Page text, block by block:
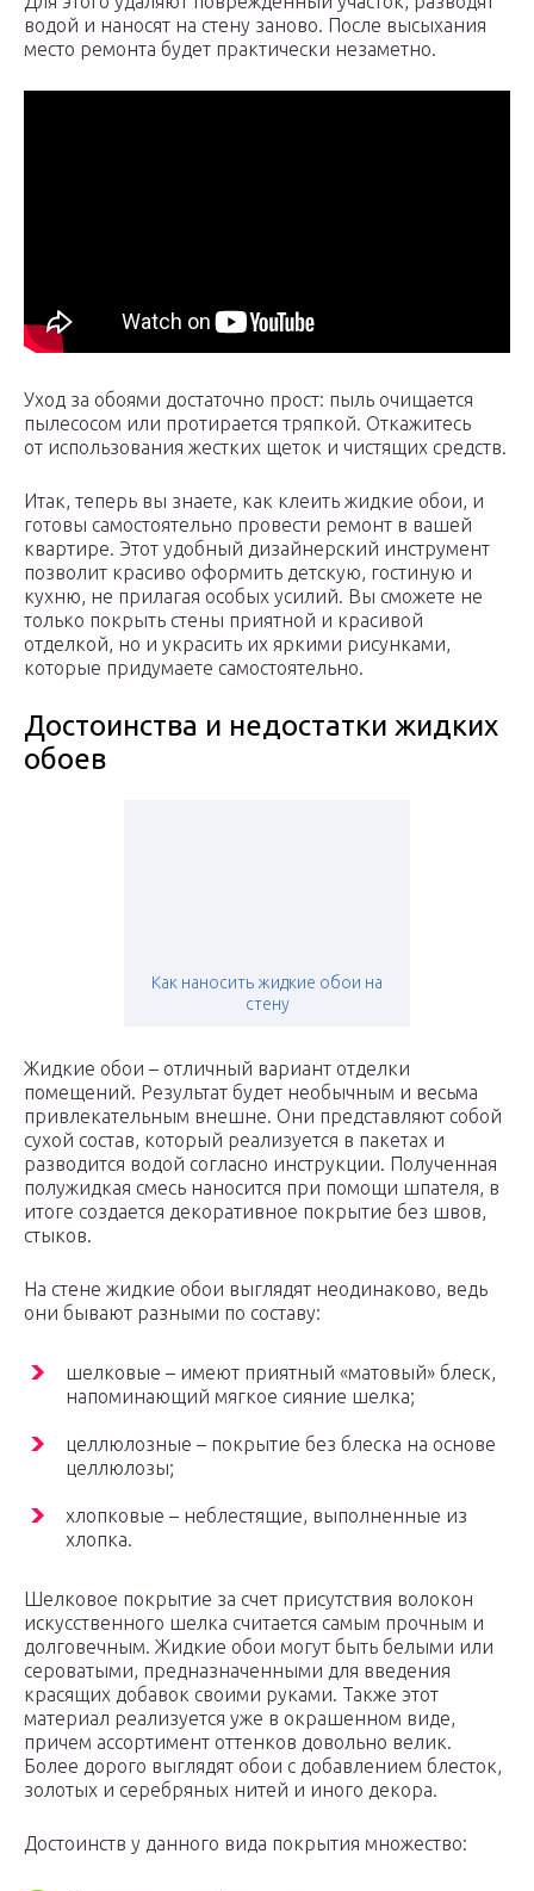
водой и наносят на стену заново. После высыхания
место ремонта будет практически незаметно.
Уход за обоями достаточно прост: пыль очищается
пылесосом или протирается тряпкой. Откажитесь
от использования жестких щеток и чистящих средств.
Итак, теперь вы знаете, как клеить жидкие обои, и
готовы самостоятельно провести ремонт в вашей
квартире. Этот удобный дизайнерский инструмент
позволит красиво оформить детскую, гостиную и
кухню, не прилагая особых усилий. Вы сможете не
только покрыть стены приятной и красивой
отделкой, но и украсить их яркими рисунками,
которые придумаете самостоятельно.
Достоинства и недостатки жидких
обоев
Как наносить жидкие обои на
стену
Жидкие обои – отличный вариант отделки
помещений. Результат будет необычным и весьма
привлекательным внешне. Они представляют собой
сухой состав, который реализуется в пакетах и
разводится водой согласно инструкции. Полученная
полужидкая смесь наносится при помощи шпателя, в
итоге создается декоративное покрытие без швов,
стыков.
На стене жидкие обои выглядят неодинаково, ведь
они бывают разными по составу:
шелковые – имеют приятный «матовый» блеск,
напоминающий мягкое сияние шелка;
целлюлозные – покрытие без блеска на основе
целлюлозы;
хлопковые – неблестящие, выполненные из
хлопка.
Шелковое покрытие за счет присутствия волокон
искусственного шелка считается самым прочным и
долговечным. Жидкие обои могут быть белыми или
сероватыми, предназначенными для введения
красящих добавок своими руками. Также этот
материал реализуется уже в окрашенном виде,
причем ассортимент оттенков довольно велик.
Более дорого выглядят обои с добавлением блесток,
золотых и серебряных нитей и иного декора.
Достоинств у данного вида покрытия множество: